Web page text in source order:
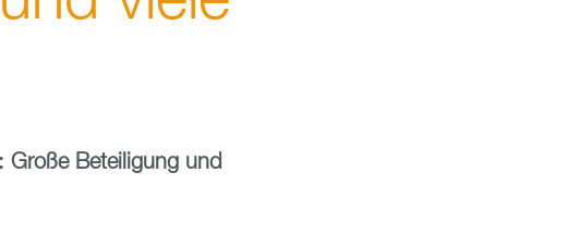
Große Be­tei­li­gung und